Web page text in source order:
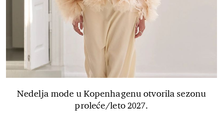
Nedelja mode u Kopenhagenu otvorila sezonu
proleće/leto 2027.